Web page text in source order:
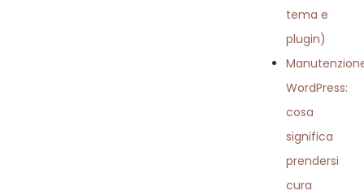
tema e
plugin)
WordPress:
cosa
significa
prendersi
cura